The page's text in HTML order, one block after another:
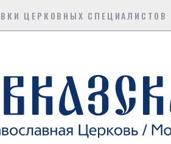
ЦЕРКОВНЫХ СПЕЦИАЛИСТОВ